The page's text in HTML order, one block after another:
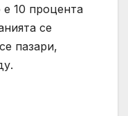
10 процента
се
пазари,